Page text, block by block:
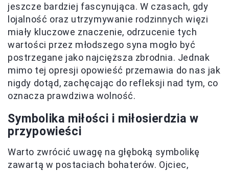
jeszcze bardziej fascynująca. W czasach, gdy
lojalność oraz utrzymywanie rodzinnych więzi
miały kluczowe znaczenie, odrzucenie tych
wartości przez młodszego syna mogło być
postrzegane jako najcięższa zbrodnia. Jednak
mimo tej opresji opowieść przemawia do nas jak
nigdy dotąd, zachęcając do refleksji nad tym, co
oznacza prawdziwa wolność.
Symbolika miłości i miłosierdzia w
przypowieści
Warto zwrócić uwagę na głęboką symbolikę
zawartą w postaciach bohaterów. Ojciec,